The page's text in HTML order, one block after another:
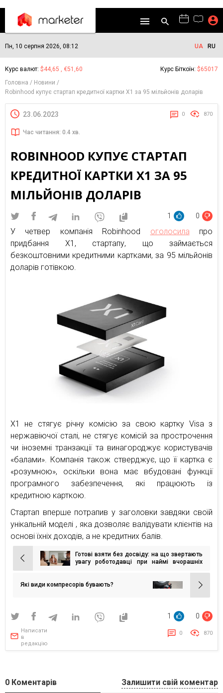
Пн, 10 серпня 2026, 08:12 UA RU
Курс валют: $44,65 , €51,60 Курс Біткоїн: $65017
Головна
Новини
Robinhood купує стартап кредитної картки X1 за 95 мільйонів доларів
23.06.2023 0 870
Час читання: 0.4 хв.
ROBINHOOD КУПУЄ СТАРТАП
КРЕДИТНОЇ КАРТКИ X1 ЗА 95
МІЛЬЙОНІВ ДОЛАРІВ
1 0
У четвер компанія Robinhood оголосила про
придбання X1, стартапу, що займається
безкоштовними кредитними картками, за 95 мільйонів
доларів готівкою.
X1 не стягує річну комісію за свою картку Visa з
нержавіючої сталі, не стягує комісій за прострочення
чи іноземні транзакції та винагороджує користувачів
«балами». Компанія також стверджує, що її картка є
«розумною», оскільки вона має вбудовані функції
програмного забезпечення, які працюють із
кредитною карткою.
Стартап вперше потрапив у заголовки завдяки своїй
унікальній моделі , яка дозволяє валідувати клієнтів на
основі їхніх доходів, а не кредитних балів.
Навігація
записів
Готові взяти без досвіду: на що звертають
увагу роботодавці при наймі вчорашніх
Які види компресорів бувають?
1 0
Написати
в
редакцію
0 870
0 Коментарів Залишити свій коментар